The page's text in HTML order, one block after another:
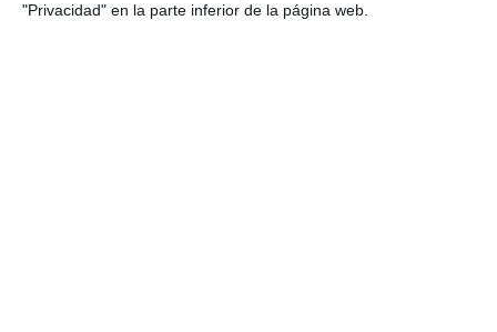
"Privacidad" en la parte inferior de la página web.